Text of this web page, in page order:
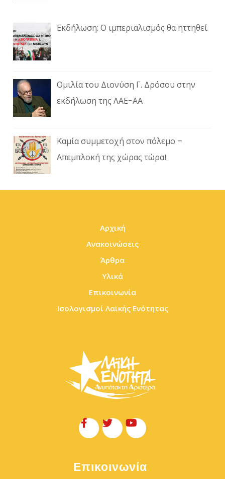
Εκδήλωση: Ο ιμπεριαλισμός θα ηττηθεί
Ομιλία του Διονύση Γ. Δρόσου στην
εκδήλωση της ΛΑΕ-ΑΑ
Καμία συμμετοχή στον πόλεμο –
Απεμπλοκή της χώρας τώρα!
Αρχική
Ανακοινώσεις
Άρθρα
Υλικά
Επικοινωνία
Ισολογισμοί Λαϊκής Ενότητας
Επικοινωνία